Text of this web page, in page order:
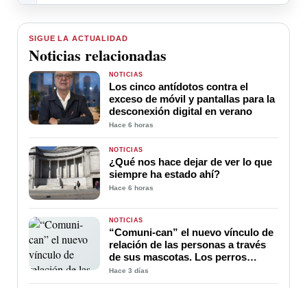
SIGUE LA ACTUALIDAD
Noticias relacionadas
NOTICIAS
Los cinco antídotos contra el
exceso de móvil y pantallas para la
desconexión digital en verano
Hace 6 horas
NOTICIAS
¿Qué nos hace dejar de ver lo que
siempre ha estado ahí?
Hace 6 horas
NOTICIAS
“Comuni-can” el nuevo vínculo de
relación de las personas a través
de sus mascotas. Los perros
ayudan a la comunicación entre
sus amos
Hace 3 días